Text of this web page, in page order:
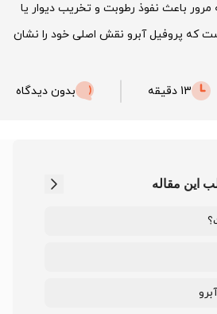
باعث نفوذ رطوبت و تخریب دیوار یا
که پروفیل آبرو نقش اصلی خود را نشان
13 دقیقه بدون دیدگاه
این مقاله